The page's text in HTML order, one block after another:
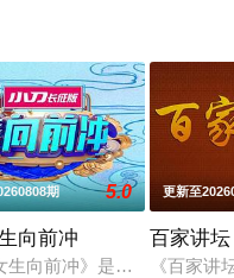
年巅峰对决#全新升级归来
期 5.0
向前冲
生向前冲》是安徽卫视一
更新至
百家讲坛
《百家讲